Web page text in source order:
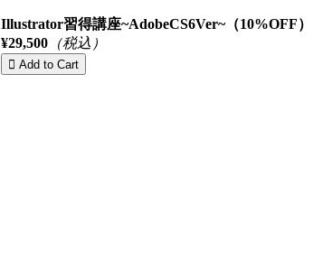
Illustrator習得講座~AdobeCS6Ver~（10%OFF）
¥29,500 （税込）